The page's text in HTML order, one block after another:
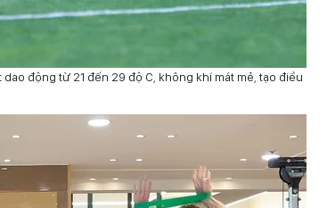
động từ 21 đến 29 độ C, không khí mát mẻ, tạo điều